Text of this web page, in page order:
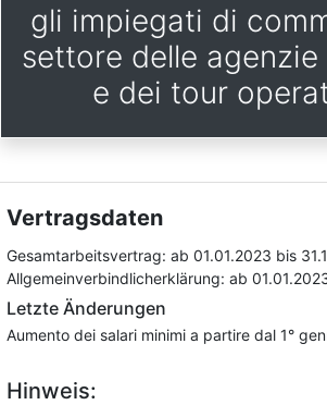
gli impiegati di
settore delle
e dei tour
Vertragsdaten
Gesamtarbeitsvertrag: ab 01.01.2023 bis
Allgemeinverbindlicherklärung: ab
Letzte Änderungen
Aumento dei salari minimi a partire dal 1°
Hinweis: